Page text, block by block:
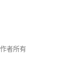
者所有